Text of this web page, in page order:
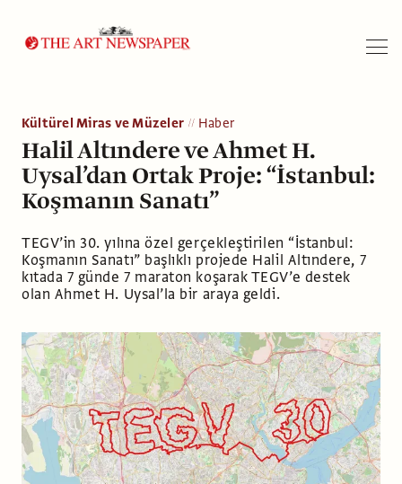
Kültürel Miras ve Müzeler Haber
Halil Altındere ve Ahmet H.
Uysal’dan Ortak Proje: “İstanbul:
Koşmanın Sanatı”
TEGV’in 30. yılına özel gerçekleştirilen “İstanbul:
Koşmanın Sanatı” başlıklı projede Halil Altındere, 7
kıtada 7 günde 7 maraton koşarak TEGV’e destek
olan Ahmet H. Uysal’la bir araya geldi.